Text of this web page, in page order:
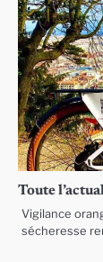
Toute
Vigilance
sécheresse